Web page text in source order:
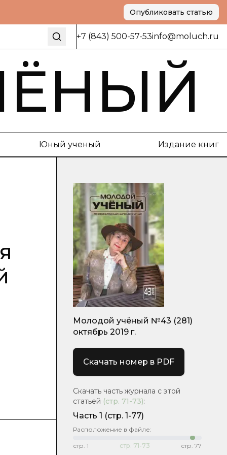
Опубликовать статью
+7 (843) 500-57-53info@moluch.ru
Юный ученый Издание книг
Молодой учёный №43 (281)
октябрь 2019 г.
Скачать номер в PDF
Скачать часть журнала с этой
статьей (стр. 71-73):
Часть 1 (стр. 1-77)
Расположение в файле:
стр. 1 стр. 71-73 стр. 77